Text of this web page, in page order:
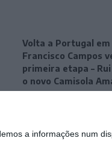
a informações num
Volta a Portugal
Francisco Campos
primeira etapa –
o novo Camisola